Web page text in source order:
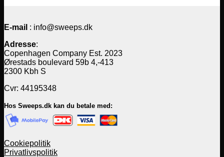
E-mail : info@sweeps.dk
Adresse:
Copenhagen Company Est. 2023
Ørestads boulevard 59b 4,-413
2300 Kbh S
Cvr: 44195348
Hos Sweeps.dk kan du betale med:
Cookiepolitik
Privatlivspolitik